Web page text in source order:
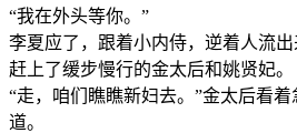
“我在外头等你。”
李夏应了，跟着小内侍，逆着人流
赶上了缓步慢行的金太后和姚贤妃。
“走，咱们瞧瞧新妇去。”金太后看
道。